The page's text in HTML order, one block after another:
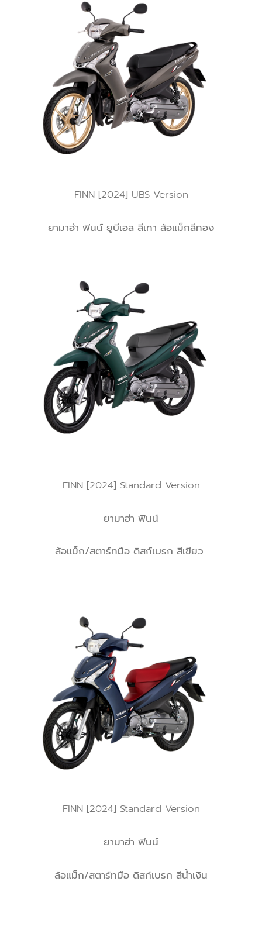
FINN [2024] UBS Version
ยามาฮ่า ฟินน์ ยูบีเอส สีเทา ล้อแม็กสีทอง
FINN [2024] Standard Version
ยามาฮ่า ฟินน์
ล้อแม็ก/สตาร์ทมือ ดิสก์เบรก สีเขียว
FINN [2024] Standard Version
ยามาฮ่า ฟินน์
ล้อแม็ก/สตาร์ทมือ ดิสก์เบรก สีน้ำเงิน